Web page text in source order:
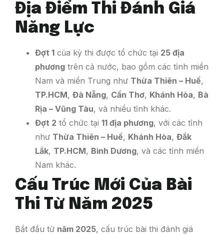
Địa Điểm Thi Đánh Giá
Năng Lực
Đợt 1 của kỳ thi được tổ chức tại 25 địa
phương trên cả nước, bao gồm các tỉnh miền
Nam và miền Trung như Thừa Thiên – Huế,
TP.HCM, Đà Nẵng, Cần Thơ, Khánh Hòa, Bà
Rịa – Vũng Tàu, và nhiều tỉnh khác.
Đợt 2 tổ chức tại 11 địa phương, với các tỉnh
như Thừa Thiên – Huế, Khánh Hòa, Đắk
Lắk, TP.HCM, Bình Dương, và các tỉnh miền
Nam khác.
Cấu Trúc Mới Của Bài
Thi Từ Năm 2025
Bắt đầu từ năm 2025, cấu trúc bài thi đánh giá